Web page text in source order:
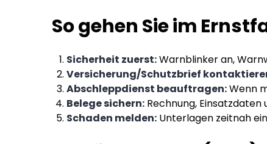
So gehen Sie im
Sicherheit zuerst:Warnblinker an,
Versicherung/Schutzbrief
Abschleppdienst beauftragen:Wenn
Belege sichern: Rechnung,
Schaden melden: Unterlagen zeitnah